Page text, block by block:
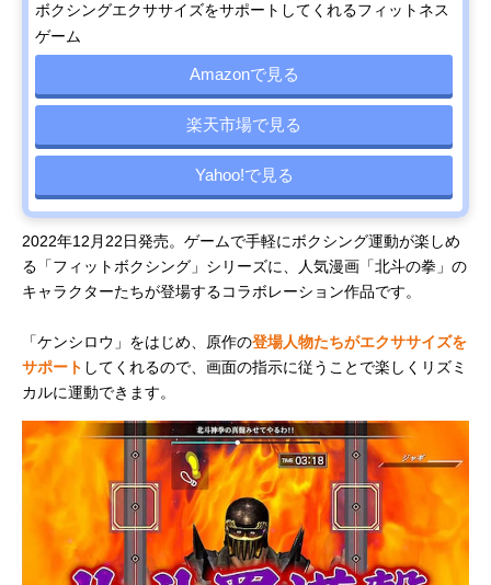
ボクシングエクササイズをサポートしてくれるフィットネス
ゲーム
Amazonで見る
楽天市場で見る
Yahoo!で見る
2022年12月22日発売。ゲームで手軽にボクシング運動が楽しめ
る「フィットボクシング」シリーズに、人気漫画「北斗の拳」の
キャラクターたちが登場するコラボレーション作品です。
「ケンシロウ」をはじめ、原作の登場人物たちがエクササイズを
サポート してくれるので、画面の指示に従うことで楽しくリズミ
カルに運動できます。